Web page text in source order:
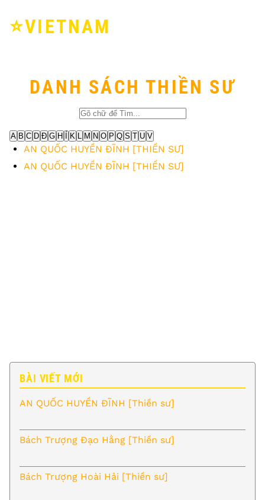
⭐️VIETNAM
DANH SÁCH THIỀN SƯ
A B C D Đ G H K L M N O P Q S T U V
AN QUỐC HUYỀN ĐĨNH [THIỀN SƯ]
AN QUỐC HUYỀN ĐĨNH [THIỀN SƯ]
BÀI VIẾT MỚI
AN QUỐC HUYỀN ĐĨNH [Thiền sư]
Bách Trượng Đạo Hằng [Thiền sư]
Bách Trượng Hoài Hải [Thiền sư]